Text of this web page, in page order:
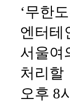
‘무한
엔터
서울
처리
오후 8